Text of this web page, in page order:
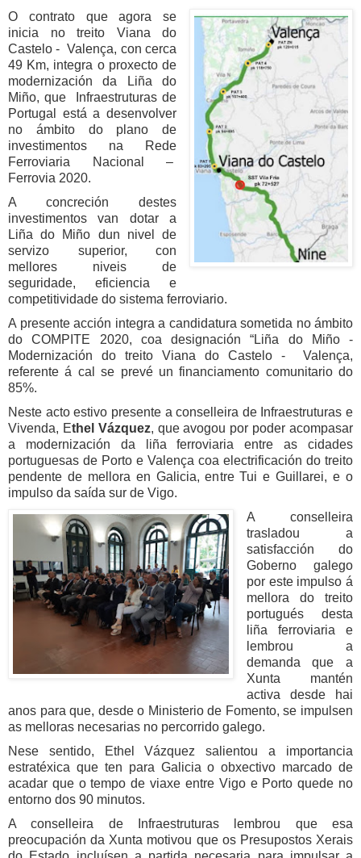
O contrato que agora se
inicia no treito Viana do
Castelo - Valença, con cerca
49 Km, integra o proxecto de
modernización da Liña do
Miño, que Infraestruturas de
Portugal está a desenvolver
no ámbito do plano de
investimentos na Rede
Ferroviaria Nacional –
Ferrovia 2020.
A concreción destes
investimentos van dotar a
Liña do Miño dun nivel de
servizo superior, con
mellores niveis de
seguridade, eficiencia e
competitividade do sistema ferroviario.
A presente acción integra a candidatura sometida no ámbito
do COMPITE 2020, coa designación “Liña do Miño -
Modernización do treito Viana do Castelo - Valença,
referente á cal se prevé un financiamento comunitario do
85%.
Neste acto estivo presente a conselleira de Infraestruturas e
Vivenda, Ethel Vázquez, que avogou por poder acompasar
a modernización da liña ferroviaria entre as cidades
portuguesas de Porto e Valença coa electrificación do treito
pendente de mellora en Galicia, entre Tui e Guillarei, e o
impulso da saída sur de Vigo.
A conselleira
trasladou a
satisfacción do
Goberno galego
por este impulso á
mellora do treito
portugués desta
liña ferroviaria e
lembrou a
demanda que a
Xunta mantén
activa desde hai
anos para que, desde o Ministerio de Fomento, se impulsen
as melloras necesarias no percorrido galego.
Nese sentido, Ethel Vázquez salientou a importancia
estratéxica que ten para Galicia o obxectivo marcado de
acadar que o tempo de viaxe entre Vigo e Porto quede no
entorno dos 90 minutos.
A conselleira de Infraestruturas lembrou que esa
preocupación da Xunta motivou que os Presupostos Xerais